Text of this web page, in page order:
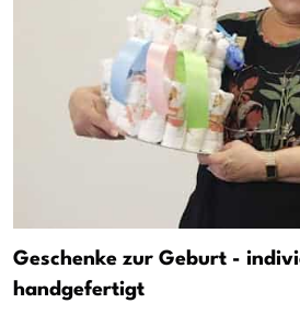
Geschenke zur Geburt -
handgefertigt